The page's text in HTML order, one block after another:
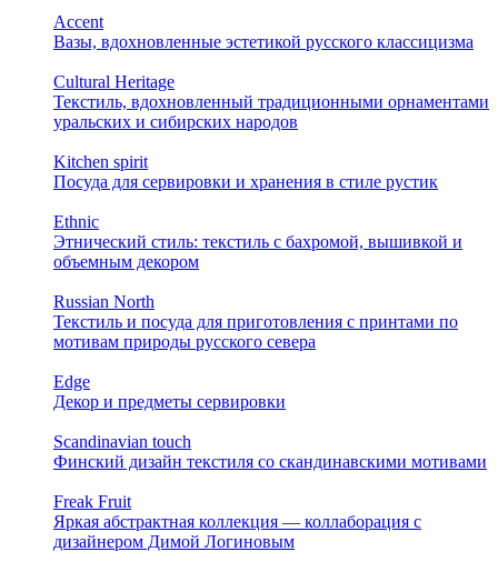
Accent
Вазы, вдохновленные эстетикой русского классицизма
Cultural Heritage
Текстиль, вдохновленный традиционными орнаментами
уральских и сибирских народов
Kitchen spirit
Посуда для сервировки и хранения в стиле рустик
Ethnic
Этнический стиль: текстиль с бахромой, вышивкой и
объемным декором
Russian North
Текстиль и посуда для приготовления с принтами по
мотивам природы русского севера
Edge
Декор и предметы сервировки
Scandinavian touch
Финский дизайн текстиля со скандинавскими мотивами
Freak Fruit
Яркая абстрактная коллекция — коллаборация с
дизайнером Димой Логиновым